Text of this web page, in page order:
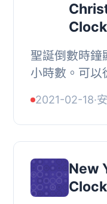
Clock
聖誕倒數時鐘
小時數。可以
選擇大小、
系列設計...
2021-02-18·
New
Clock